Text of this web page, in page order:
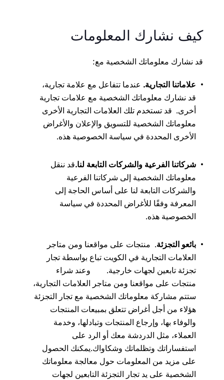
كيف نشارك المعلومات
قد نشارك معلوماتك الشخصية مع:
علاماتنا التجارية. عندما تتفاعل مع علامة تجارية،
قد نشارك معلوماتك الشخصية مع علامات تجارية
أخرى. قد تستخدم تلك العلامات التجارية الأخرى
معلوماتك الشخصية للتسويق والإعلان والأغراض
الأخرى المحددة في سياسة الخصوصية هذه.
شركاتنا الفرعية والشركات التابعة لنا.قد ننقل
معلوماتك الشخصية إلى شركاتنا الفرعية
والشركات التابعة لنا على أساس الحاجة إلى
المعرفة وفقًا للأغراض المحددة في سياسة
الخصوصية هذه.
بائعو التجزئة. منتجات على مواقعنا ومن متاجر
العلامات التجارية في الكويت تباع بواسطة تجار
تجزئة تابعين لجهات خارجية. وعند شراء
منتجات على مواقعنا ومن متاجر العلامات التجارية،
ستتم مشاركة معلوماتك الشخصية مع تجار التجزئة
هؤلاء من أجل أغراض تتعلق بمبيعات المنتجات
والوفاء بها، وإرجاع المنتجات وتبادلها، وخدمة
العملاء، مثل الدردشة معك أو الرد على
استفساراتك وتظلماتك وشكاواك.يمكنك الحصول
على مزيد من المعلومات حول معالجة معلوماتك
الشخصية على يد تجار التجزئة التابعين لجهات